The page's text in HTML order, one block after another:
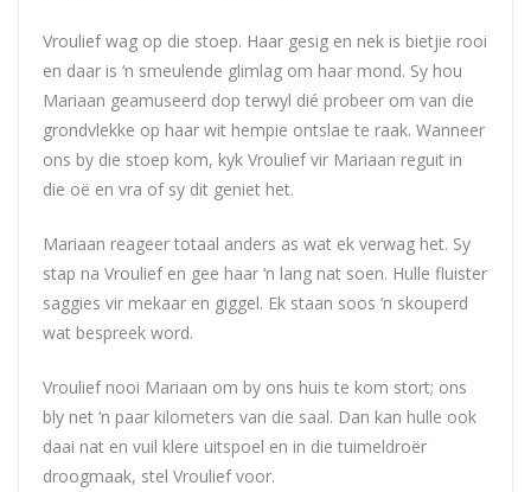
Vroulief wag op die stoep. Haar gesig en nek is bietjie rooi
en daar is ‘n smeulende glimlag om haar mond. Sy hou
Mariaan geamuseerd dop terwyl dié probeer om van die
grondvlekke op haar wit hempie ontslae te raak. Wanneer
ons by die stoep kom, kyk Vroulief vir Mariaan reguit in
die oë en vra of sy dit geniet het.
Mariaan reageer totaal anders as wat ek verwag het. Sy
stap na Vroulief en gee haar ‘n lang nat soen. Hulle fluister
saggies vir mekaar en giggel. Ek staan soos ‘n skouperd
wat bespreek word.
Vroulief nooi Mariaan om by ons huis te kom stort; ons
bly net ‘n paar kilometers van die saal. Dan kan hulle ook
daai nat en vuil klere uitspoel en in die tuimeldroër
droogmaak, stel Vroulief voor.